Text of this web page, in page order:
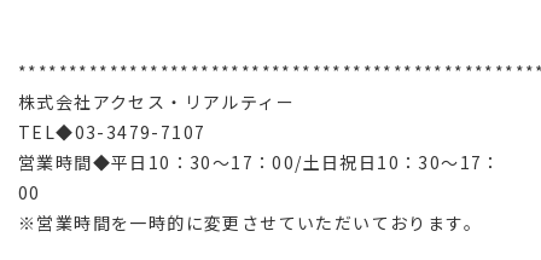
株式会社アクセス・リアルティー
TEL◆03-3479-7107
営業時間◆平日10：30～17：00/土日祝日10：30～17：
00
※営業時間を一時的に変更させていただいております。